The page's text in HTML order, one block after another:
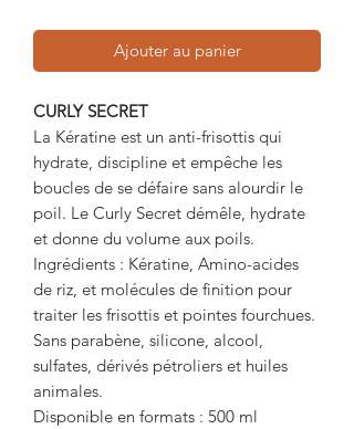
Ajouter au panier
CURLY SECRET
La Kératine est un anti-frisottis qui
hydrate, discipline et empêche les
boucles de se défaire sans alourdir le
poil. Le Curly Secret démêle, hydrate
et donne du volume aux poils.
Ingrédients : Kératine, Amino-acides
de riz, et molécules de finition pour
traiter les frisottis et pointes fourchues.
Sans parabène, silicone, alcool,
sulfates, dérivés pétroliers et huiles
animales.
Disponible en formats : 500 ml